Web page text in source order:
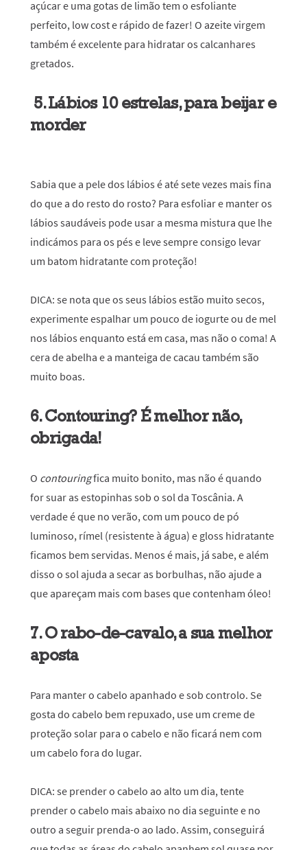
açúcar e uma gotas de limão tem o esfoliante
perfeito, low cost e rápido de fazer! O azeite virgem
também é excelente para hidratar os calcanhares
gretados.
5. Lábios 10 estrelas, para beijar e
morder
Sabia que a pele dos lábios é até sete vezes mais fina
do que a do resto do rosto? Para esfoliar e manter os
lábios saudáveis pode usar a mesma mistura que lhe
indicámos para os pés e leve sempre consigo levar
um batom hidratante com proteção!
DICA: se nota que os seus lábios estão muito secos,
experimente espalhar um pouco de iogurte ou de mel
nos lábios enquanto está em casa, mas não o coma! A
cera de abelha e a manteiga de cacau também são
muito boas.
6. Contouring? É melhor não,
obrigada!
O contouringfica muito bonito, mas não é quando
for suar as estopinhas sob o sol da Toscânia. A
verdade é que no verão, com um pouco de pó
luminoso, rímel (resistente à água) e gloss hidratante
ficamos bem servidas. Menos é mais, já sabe, e além
disso o sol ajuda a secar as borbulhas, não ajude a
que apareçam mais com bases que contenham óleo!
7. O rabo-de-cavalo, a sua melhor
aposta
Para manter o cabelo apanhado e sob controlo. Se
gosta do cabelo bem repuxado, use um creme de
proteção solar para o cabelo e não ficará nem com
um cabelo fora do lugar.
DICA: se prender o cabelo ao alto um dia, tente
prender o cabelo mais abaixo no dia seguinte e no
outro a seguir prenda-o ao lado. Assim, conseguirá